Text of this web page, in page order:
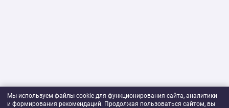
Мы используем файлы cookie для функционирования сайта, аналитики
и формирования рекомендаций. Продолжая пользоваться сайтом, вы